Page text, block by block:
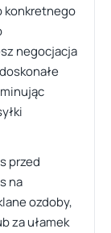
konkretnego
negocjacja
przed
na
ozdoby,
za ułamek